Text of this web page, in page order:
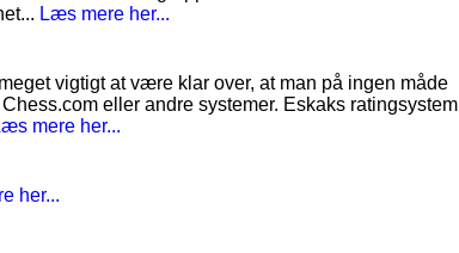
Læs mere her...
vigtigt at være klar over, at man på ingen måde
eller andre systemer. Eskaks ratingsystem
mere her...
her...